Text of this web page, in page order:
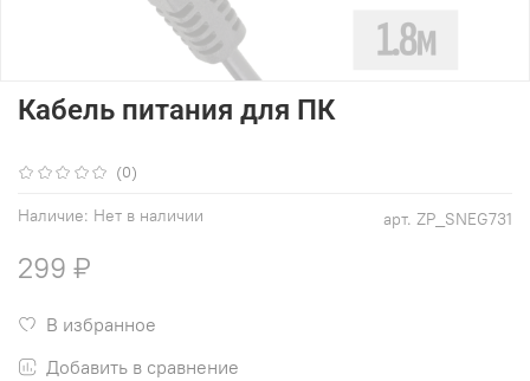
(0)
арт. ZP_SNEG731
Наличие: Нет в наличии
Кабель питания для ПК
299 ₽
В избранное
Добавить в сравнение